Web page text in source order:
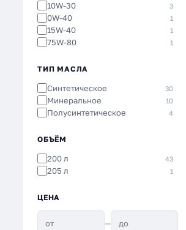
10W-30 3
0W-40 1
15W-40 1
75W-80 1
ТИП МАСЛА
Синтетическое 30
Минеральное 10
Полусинтетическое 4
ОБЪЁМ
200 л 43
205 л 1
ЦЕНА
—